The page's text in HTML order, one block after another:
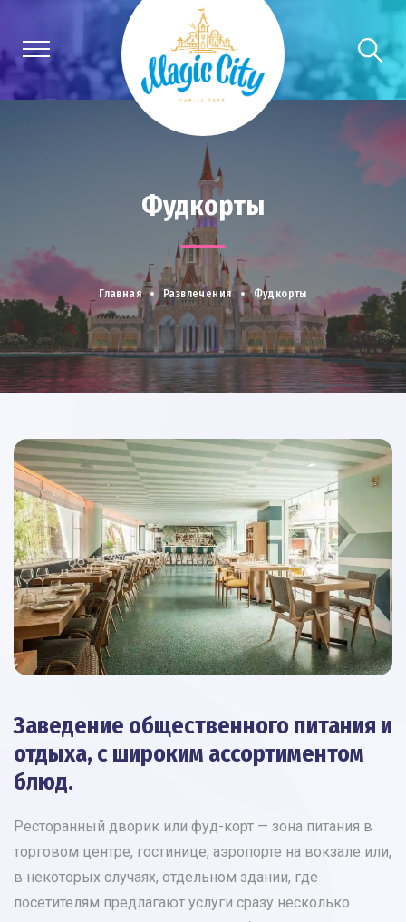
Фудкорты
Главная Развлечения Фудкорты
Заведение общественного питания и
отдыха, с широким ассортиментом
блюд.
Ресторанный дворик или фуд-корт — зона питания в
торговом центре, гостинице, аэропорте на вокзале или,
в некоторых случаях, отдельном здании, где
посетителям предлагают услуги сразу несколько